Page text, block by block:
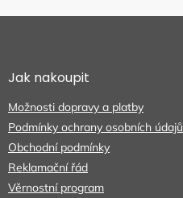
Z
aJak nakoupit
Možnosti dopravy a platby
Podmínky ochrany osobních údajů
Obchodní podmínky
Reklamační řád
Věrnostní program